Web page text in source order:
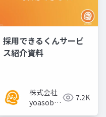
採用できるくんサービ
ス紹介資料
株式会社
yoasobi
7.2K